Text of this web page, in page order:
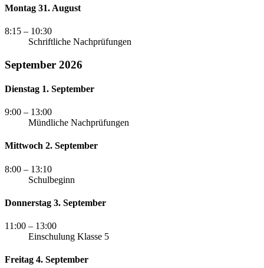
Montag 31. August
8:15 – 10:30
Schriftliche Nachprüfungen
September 2026
Dienstag 1. September
9:00 – 13:00
Mündliche Nachprüfungen
Mittwoch 2. September
8:00 – 13:10
Schulbeginn
Donnerstag 3. September
11:00 – 13:00
Einschulung Klasse 5
Freitag 4. September